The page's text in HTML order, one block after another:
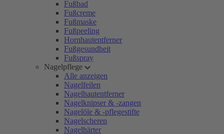
Fußbad
Fußcreme
Fußmaske
Fußpeeling
Hornhautentferner
Fußgesundheit
Fußspray
Nagelpflege
Alle anzeigen
Nagelfeilen
Nagelhautentferner
Nagelknipser & -zangen
Nagelöle & -pflegestifte
Nagelscheren
Nagelhärter